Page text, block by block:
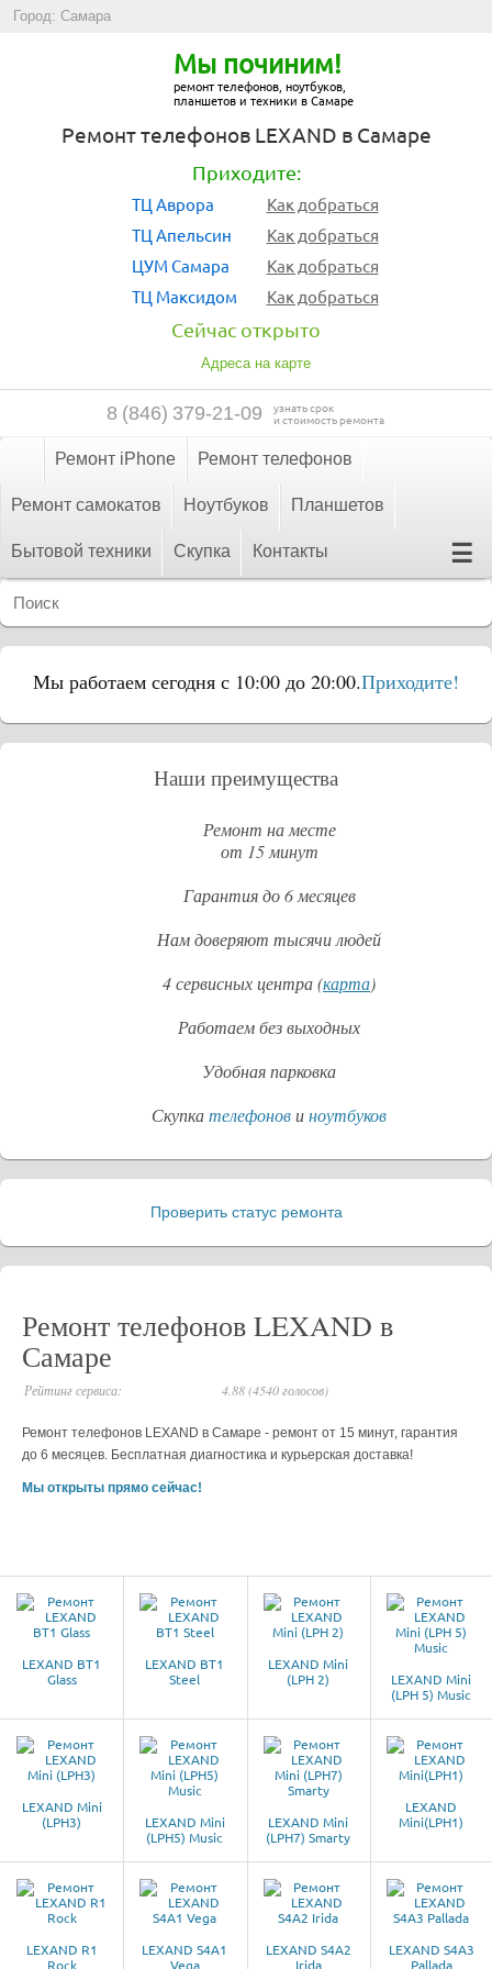
Город: Самара
Мы починим!
ремонт телефонов, ноутбуков,
планшетов и техники в Самаре
Ремонт телефонов LEXAND в Самаре
Приходите:
ТЦ Аврора
Как добраться
ТЦ Апельсин
Как добраться
ЦУМ Самара
Как добраться
ТЦ Максидом
Как добраться
Сейчас открыто
Адреса на карте
8 (846) 379-21-09 узнать срок
и стоимость ремонта
☰
Ремонт iPhone Ремонт телефонов
Ремонт самокатов Ноутбуков Планшетов
Бытовой техники Скупка Контакты
Мы работаем сегодня с 10:00 до 20:00.Приходите!
Наши преимущества
Ремонт на месте
от 15 минут
Гарантия до 6 месяцев
Нам доверяют тысячи людей
4 сервисных центра (карта)
Работаем без выходных
Удобная парковка
Скупкателефоновиноутбуков
Проверить статус ремонта
Ремонт телефонов LEXAND в
Самаре
Рейтинг сервиса: 4.88 (4540 голосов)
Ремонт телефонов LEXAND в Самаре - ремонт от 15 минут, гарантия
до 6 месяцев. Бесплатная диагностика и курьерская доставка!
Мы открыты прямо сейчас!
LEXAND BT1
Glass
LEXAND BT1
Steel
LEXAND Mini
(LPH 2)
LEXAND Mini
(LPH 5) Music
LEXAND Mini
(LPH3)
LEXAND Mini
(LPH5) Music
LEXAND Mini
(LPH7) Smarty
LEXAND
Mini(LPH1)
LEXAND R1
Rock
LEXAND S4A1
Vega
LEXAND S4A2
Irida
LEXAND S4A3
Pallada